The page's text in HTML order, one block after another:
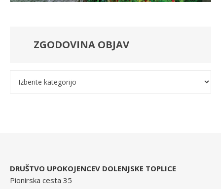
ZGODOVINA OBJAV
DRUŠTVO UPOKOJENCEV DOLENJSKE TOPLICE
Pionirska cesta 35